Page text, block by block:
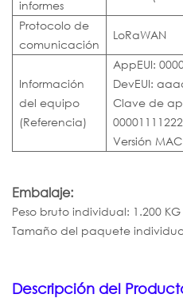
informes
Protocolo de
comunicación
LoRaWAN
Información
del equipo
(Referencia)
AppEUI:
DevEUI:
Clave de
Versión
Embalaje:
Peso bruto individual: 1.200 KG
Tamaño del paquete
Descripción del